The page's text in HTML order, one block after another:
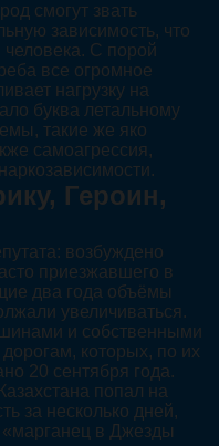
смогут звать
зависимость, что
С порой
все огромное
нагрузку на
буква летальному
такие же яко
самоагрессия,
Героин,
возбуждено
приезжавшего в
два года объёмы
увеличиваться.
и собственными
которых, по их
20 сентября года.
попал на
за несколько дней,
в Джезды